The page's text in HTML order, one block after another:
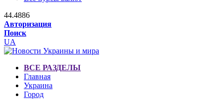
44.4886
Авторизация
Поиск
UA
ВСЕ РАЗДЕЛЫ
Главная
Украина
Город